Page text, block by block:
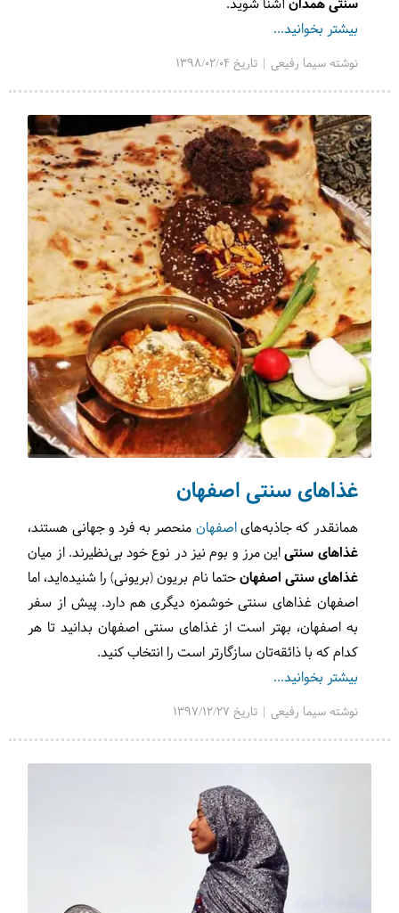
سنتی همدان آشنا شوید.
بیشتر بخوانید...
نوشته سیما رفیعی | تاریخ 1398/02/04
غذاهای سنتی اصفهان
همانقدر که جاذبه‌هایاصفهان منحصر به فرد و جهانی هستند،
غذاهای سنتیاین مرز و بوم نیز در نوع خود بی‌نظیرند. از میان
غذاهای سنتی اصفهانحتما نام بریون (بریونی) را شنیده‌اید، اما
اصفهان غذاهای سنتی خوشمزه دیگری هم دارد. پیش از سفر
به اصفهان، بهتر است از غذاهای سنتی اصفهان بدانید تا هر
کدام که با ذائقه‌تان سازگارتر است را انتخاب کنید.
بیشتر بخوانید...
نوشته سیما رفیعی | تاریخ 1397/12/27